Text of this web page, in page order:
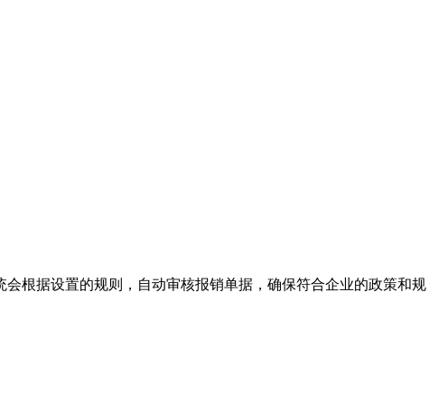
根据设置的规则，自动审核报销单据，确保符合企业的政策和规